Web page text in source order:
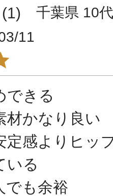
1 千葉県 10代
11
できる
材かなり良い
定感よりヒッ
いる
でも余裕